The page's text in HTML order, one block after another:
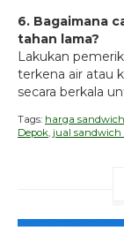
6. Bagaimana
tahan lama?
Lakukan
terkena air atau
secara berkala
Tags: harga
Depok jual sandwich